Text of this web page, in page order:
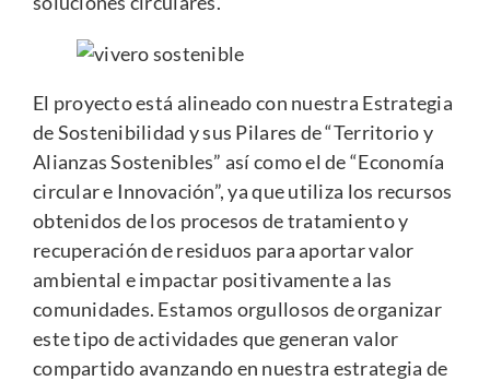
El proyecto está alineado con nuestra Estrategia
de Sostenibilidad y sus Pilares de “Territorio y
Alianzas Sostenibles” así como el de “Economía
circular e Innovación”, ya que utiliza los recursos
obtenidos de los procesos de tratamiento y
recuperación de residuos para aportar valor
ambiental e impactar positivamente a las
comunidades. Estamos orgullosos de organizar
este tipo de actividades que generan valor
compartido avanzando en nuestra estrategia de